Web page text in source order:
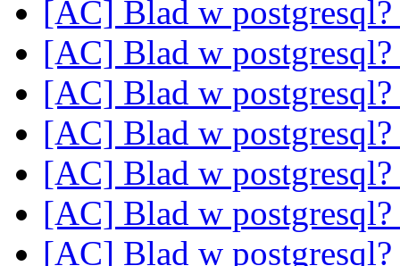
[AC] Blad w postgresql?
[AC] Blad w postgresql?
[AC] Blad w postgresql?
[AC] Blad w postgresql?
[AC] Blad w postgresql?
[AC] Blad w postgresql?
[AC] Blad w postgresql?